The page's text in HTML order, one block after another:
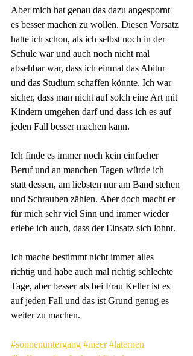
Aber mich hat genau das dazu angespornt
es besser machen zu wollen. Diesen Vorsatz
hatte ich schon, als ich selbst noch in der
Schule war und auch noch nicht mal
absehbar war, dass ich einmal das Abitur
und das Studium schaffen könnte. Ich war
sicher, dass man nicht auf solch eine Art mit
Kindern umgehen darf und dass ich es auf
jeden Fall besser machen kann.
Ich finde es immer noch kein einfacher
Beruf und an manchen Tagen würde ich
statt dessen, am liebsten nur am Band stehen
und Schrauben zählen. Aber doch macht er
für mich sehr viel Sinn und immer wieder
erlebe ich auch, dass der Einsatz sich lohnt.
Ich mache bestimmt nicht immer alles
richtig und habe auch mal richtig schlechte
Tage, aber besser als bei Frau Keller ist es
auf jeden Fall und das ist Grund genug es
weiter zu machen.
#sonnenuntergang #meer #laternen